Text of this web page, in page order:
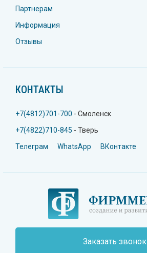
Заказать звонок
Партнерам
Информация
Отзывы
КОНТАКТЫ
+7(4812)701-700 - Смоленск
+7(4822)710-845 - Тверь
Телеграм
WhatsApp ВКонтакте